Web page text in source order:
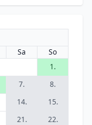
Sa
So
1.
7.
8.
14.
15.
21.
22.